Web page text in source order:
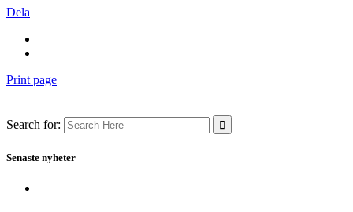
Dela
Print page
Search for:
Senaste nyheter